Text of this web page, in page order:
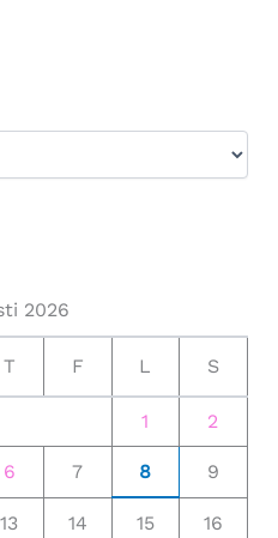
2026
T F L S
1 2
6 7 8 9
13 14 15 16